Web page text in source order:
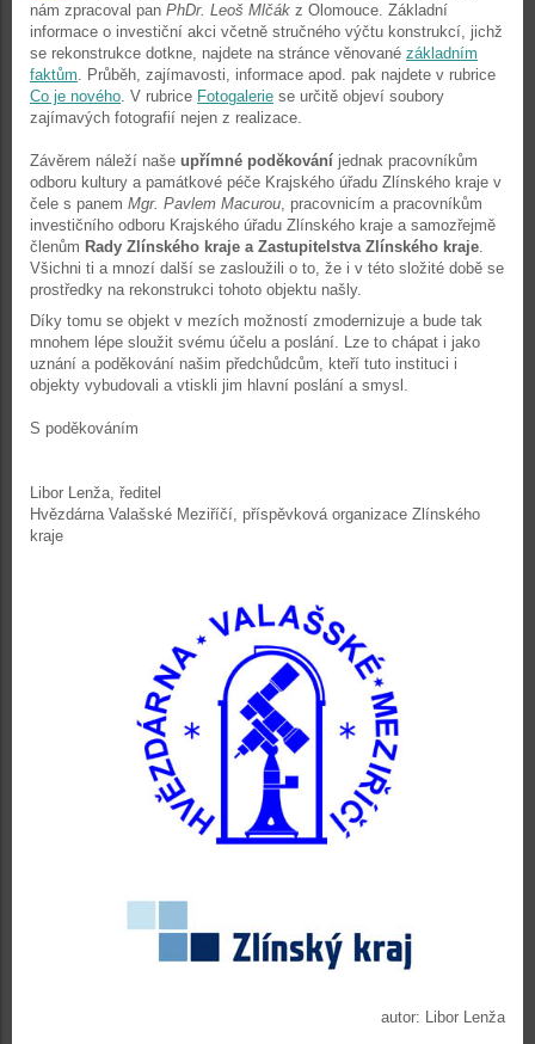
nám zpracoval pan PhDr. Leoš Mlčák z Olomouce. Základní
informace o investiční akci včetně stručného výčtu konstrukcí, jichž
se rekonstrukce dotkne, najdete na stránce věnované základním
faktům. Průběh, zajímavosti, informace apod. pak najdete v rubrice
Co je nového. V rubrice Fotogalerie se určitě objeví soubory
zajímavých fotografií nejen z realizace.
Závěrem náleží naše upřímné poděkování jednak pracovníkům
odboru kultury a památkové péče Krajského úřadu Zlínského kraje v
čele s panem Mgr. Pavlem Macurou, pracovnicím a pracovníkům
investičního odboru Krajského úřadu Zlínského kraje a samozřejmě
členům Rady Zlínského kraje a Zastupitelstva Zlínského kraje.
Všichni ti a mnozí další se zasloužili o to, že i v této složité době se
prostředky na rekonstrukci tohoto objektu našly.
Díky tomu se objekt v mezích možností zmodernizuje a bude tak
mnohem lépe sloužit svému účelu a poslání. Lze to chápat i jako
uznání a poděkování našim předchůdcům, kteří tuto instituci i
objekty vybudovali a vtiskli jim hlavní poslání a smysl.
S poděkováním
Libor Lenža, ředitel
Hvězdárna Valašské Meziříčí, příspěvková organizace Zlínského
kraje
autor: Libor Lenža